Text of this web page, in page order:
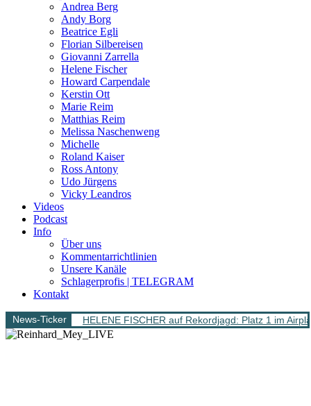
Andrea Berg
Andy Borg
Beatrice Egli
Florian Silbereisen
Giovanni Zarrella
Helene Fischer
Howard Carpendale
Kerstin Ott
Marie Reim
Matthias Reim
Melissa Naschenweng
Michelle
Roland Kaiser
Ross Antony
Udo Jürgens
Vicky Leandros
Videos
Podcast
Info
Über uns
Kommentarrichtlinien
Unsere Kanäle
Schlagerprofis | TELEGRAM
Kontakt
News-Ticker HELENE FISCHER auf Rekordjagd: Platz 1 im